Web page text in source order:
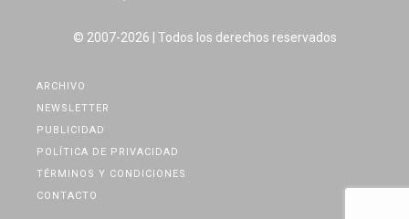
© 2007-2026 | Todos los derechos reservados
ARCHIVO
NEWSLETTER
PUBLICIDAD
POLÍTICA DE PRIVACIDAD
TÉRMINOS Y CONDICIONES
CONTACTO